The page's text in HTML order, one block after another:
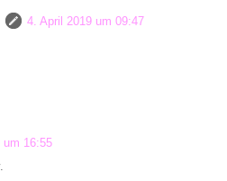
4. April 2019 um 09:47
um 16:55